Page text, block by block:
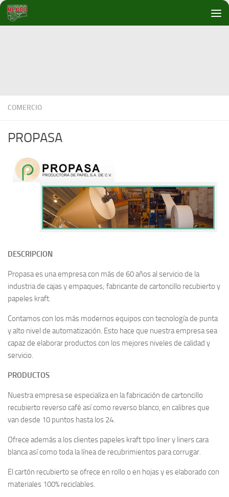
Debajo del contenido
COMERCIO
PROPASA
DESCRIPCION
Propasa es una empresa con más de 60 años al servicio de la
industria de cajas y empaques; fabricante de cartoncillo recubierto y
papeles kraft.
Contamos con los más modernos equipos con tecnología de punta
y alto nivel de automatización. Esto hace que nuestra empresa sea
capaz de elaborar productos con los mejores niveles de calidad y
servicio.
PRODUCTOS
Nuestra empresa se especializa en la fabricación de cartoncillo
recubierto reverso café así como reverso blanco, en calibres que
van desde 10 puntos hasta los 24.
Ofrece además a los clientes papeles kraft tipo liner y liners cara
blanca así como toda la línea de recubrimientos para corrugar.
El cartón recubierto se ofrece en rollo o en hojas y es elaborado con
materiales 100% reciclables.